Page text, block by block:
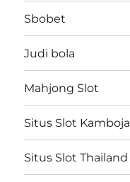
Sbobet
Judi bola
Mahjong Slot
Situs Slot Kamboja
Situs Slot Thailand